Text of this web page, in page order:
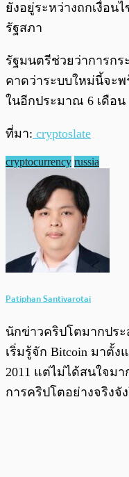
ยังอยู่ระหว่างถกเงื่อน
รัฐสภา
รัฐมนตรีช่วยว่าการกร
คาดว่าระบบใหม่นี้จะพ
ในอีกประมาณ 6 เดือน
ที่มา: cryptoslate
cryptocurrency russia
Patiphan Santivarotai
นักข่าวคริปโตมากปร
เริ่มรู้จัก Bitcoin มาตั้ง
2011 แต่ไม่ได้สนใจม
การคริปโตอย่างจริงจั